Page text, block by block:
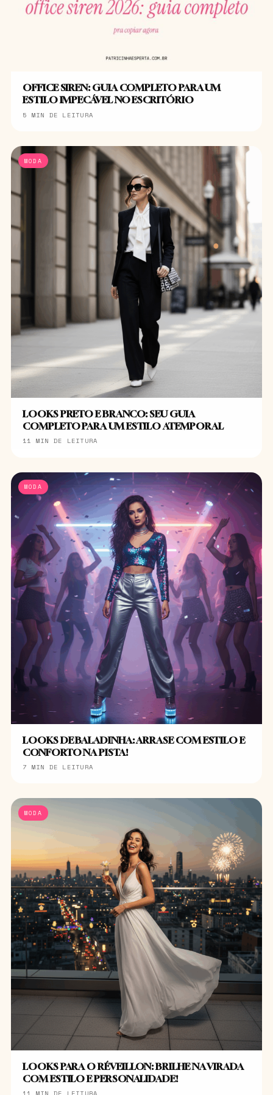
OFFICE SIREN: GUIA COMPLETO PARA UM
ESTILO IMPECÁVEL NO ESCRITÓRIO
5 MIN DE LEITURA
MODA
LOOKS PRETO E BRANCO: SEU GUIA
COMPLETO PARA UM ESTILO ATEMPORAL
11 MIN DE LEITURA
MODA
LOOKS DE BALADINHA: ARRASE COM ESTILO E
CONFORTO NA PISTA!
7 MIN DE LEITURA
MODA
LOOKS PARA O RÉVEILLON: BRILHE NA VIRADA
COM ESTILO E PERSONALIDADE!